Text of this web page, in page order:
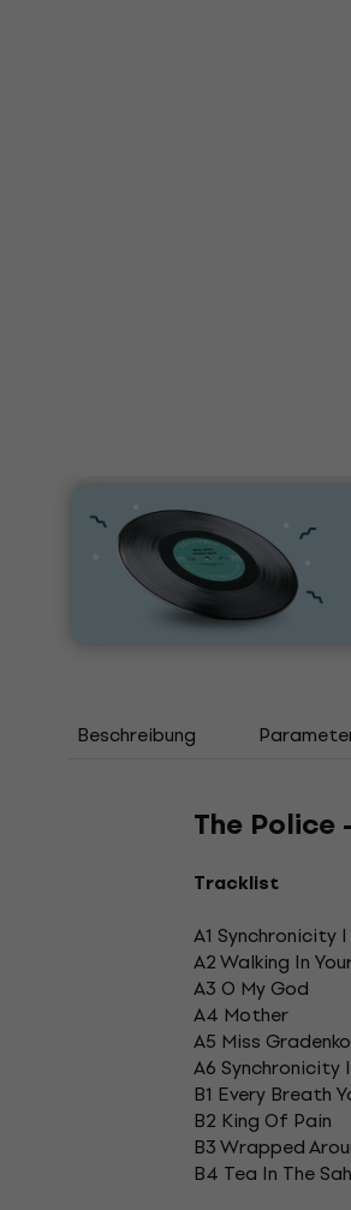
Beschreibung
The Police
Tracklist
A1 Synchronicity I
A2 Walking In
A3 O My God
A4 Mother
A5 Miss Gradenko
A6 Synchronicity
B1 Every Breath
B2 King Of Pain
B3 Wrapped
B4 Tea In The